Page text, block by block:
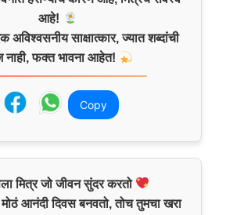
आहे!
अविश्वसनीय साक्षात्कार, ज्यात शब्दांची
नाही, फक्त भावना आहेत!
Copy
मित्र जो जीवन सुंदर करतो
मोठं आनंदी दिवस बनवतो, तोच तुमचा खरा